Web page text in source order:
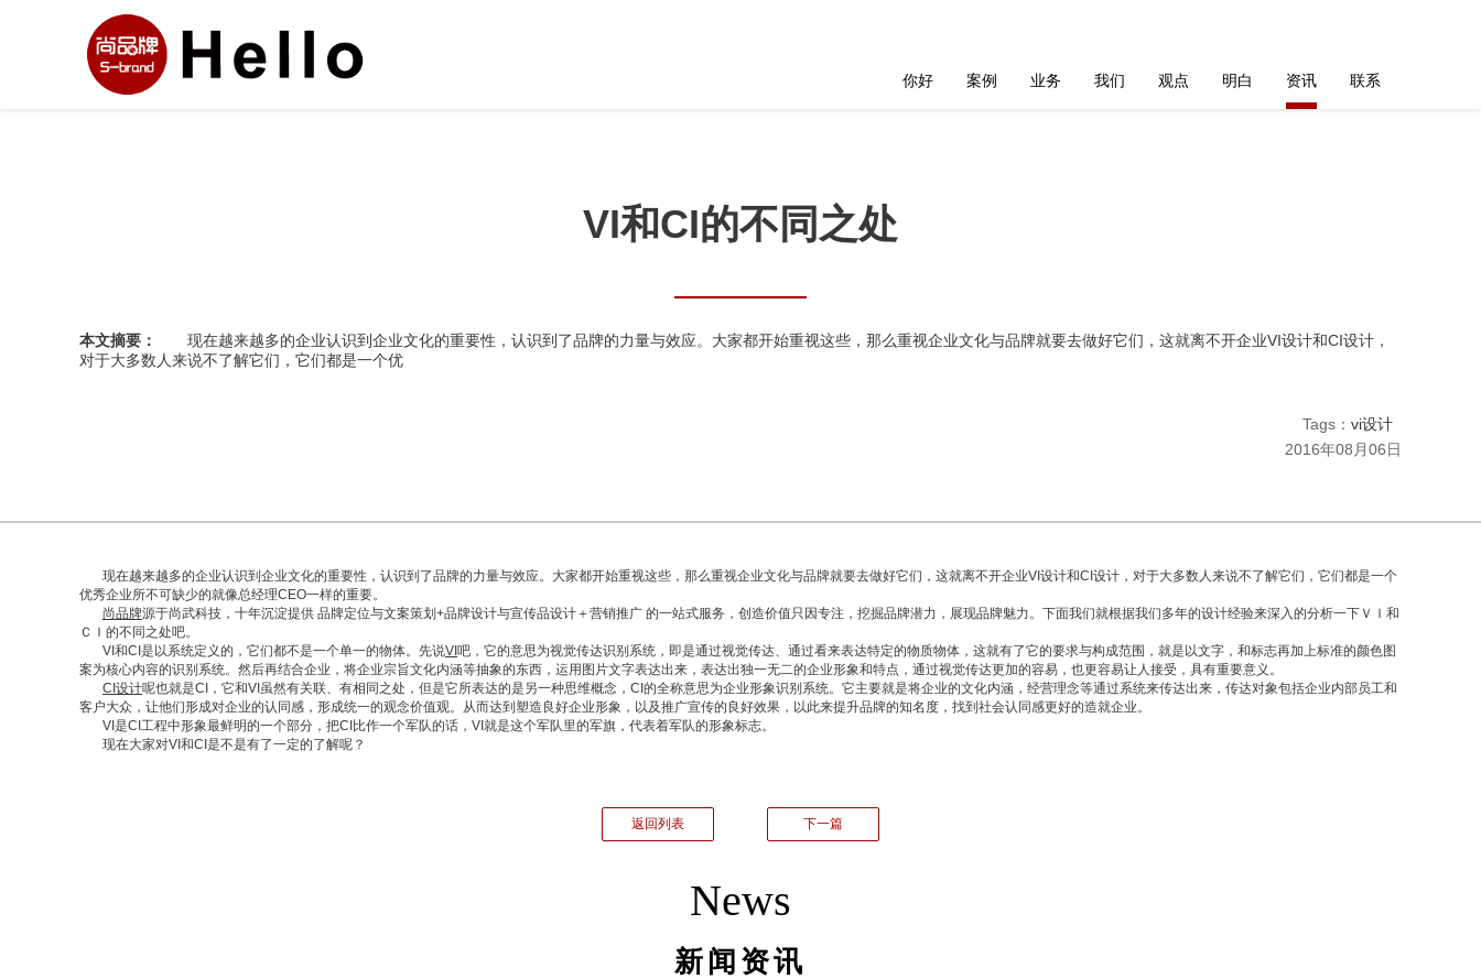
你好 案例 业务 我们 观点 明白 资讯 联系
VI和CI的不同之处
本文摘要：
现在越来越多的企业认识到企业文化的重要性，认识到了品牌的力量与效应。大家都开始重视这些，那么重视企业文化与品牌就要去做好它们，这就离不开企业VI设计和CI设计，
对于大多数人来说不了解它们，它们都是一个优
Tags： vi设计
2016年08月06日
现在越来越多的企业认识到企业文化的重要性，认识到了品牌的力量与效应。大家都开始重视这些，那么重视企业文化与品牌就要去做好它们，这就离不开企业VI设计和CI设计，对于大多数人来说不了解它们，它们都是一个
优秀企业所不可缺少的就像总经理CEO一样的重要。
尚品牌源于尚武科技，十年沉淀提供 品牌定位与文案策划+品牌设计与宣传品设计＋营销推广 的一站式服务，创造价值只因专注，挖掘品牌潜力，展现品牌魅力。下面我们就根据我们多年的设计经验来深入的分析一下ＶＩ和
ＣＩ的不同之处吧。
VI和CI是以系统定义的，它们都不是一个单一的物体。先说VI 吧，它的意思为视觉传达识别系统，即是通过视觉传达、通过看来表达特定的物质物体，这就有了它的要求与构成范围，就是以文字，和标志再加上标准的颜色图
案为核心内容的识别系统。然后再结合企业，将企业宗旨文化内涵等抽象的东西，运用图片文字表达出来，表达出独一无二的企业形象和特点，通过视觉传达更加的容易，也更容易让人接受，具有重要意义。
CI设计呢也就是CI，它和VI虽然有关联、有相同之处，但是它所表达的是另一种思维概念，CI的全称意思为企业形象识别系统。它主要就是将企业的文化内涵，经营理念等通过系统来传达出来，传达对象包括企业内部员工和
客户大众，让他们形成对企业的认同感，形成统一的观念价值观。从而达到塑造良好企业形象，以及推广宣传的良好效果，以此来提升品牌的知名度，找到社会认同感更好的造就企业。
VI是CI工程中形象最鲜明的一个部分，把CI比作一个军队的话，VI就是这个军队里的军旗，代表着军队的形象标志。
现在大家对VI和CI是不是有了一定的了解呢？
返回列表 下一篇
News
新闻资讯